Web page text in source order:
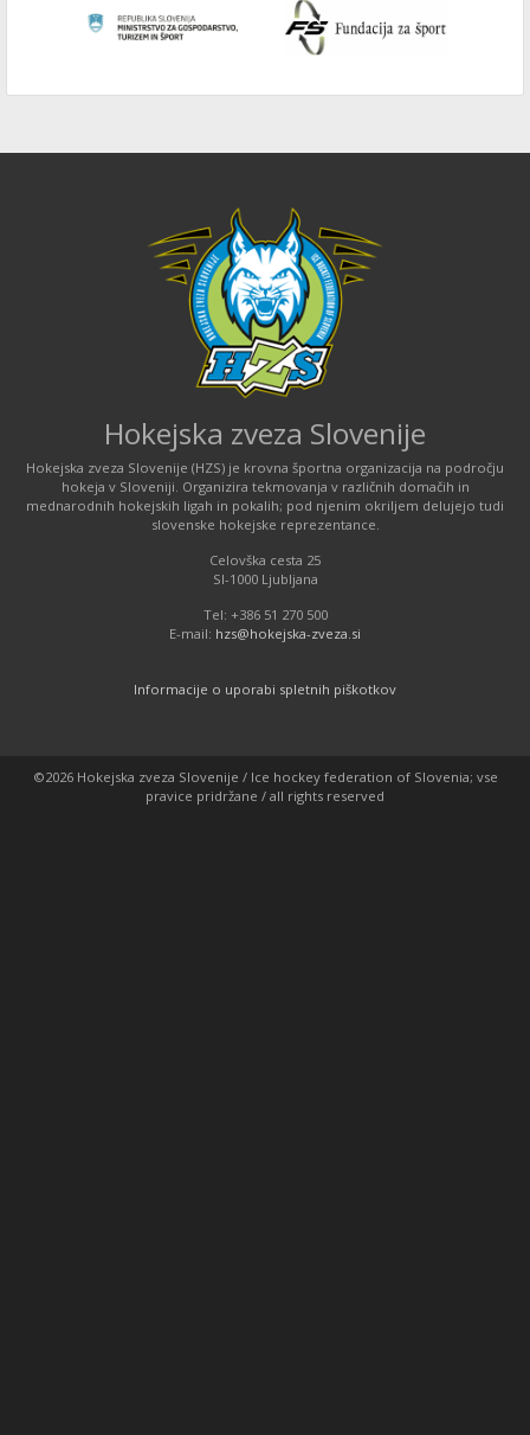
Hokejska zveza Slovenije
Hokejska zveza Slovenije (HZS) je krovna športna organizacija na področju
hokeja v Sloveniji. Organizira tekmovanja v različnih domačih in
mednarodnih hokejskih ligah in pokalih; pod njenim okriljem delujejo tudi
slovenske hokejske reprezentance.
Celovška cesta 25
SI-1000 Ljubljana
Tel: +386 51 270 500
E-mail: hzs@hokejska-zveza.si
Informacije o uporabi spletnih piškotkov
©2026 Hokejska zveza Slovenije / Ice hockey federation of Slovenia; vse
pravice pridržane / all rights reserved